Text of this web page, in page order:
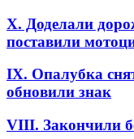
X. Доделали
поставили
IX. Опалубка
обновили знак
VIII. Закончили